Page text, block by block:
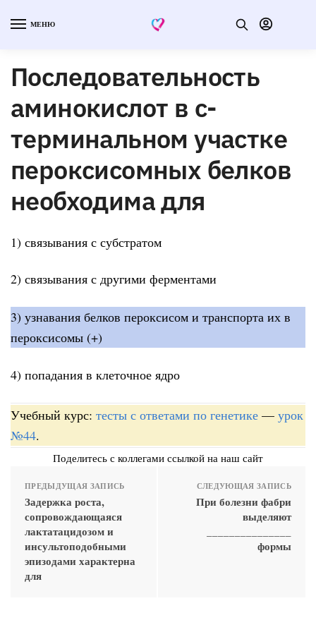
МЕНЮ
Последовательность
аминокислот в c-
терминальном участке
пероксисомных белков
необходима для
1) связывания с субстратом
2) связывания с другими ферментами
3) узнавания белков пероксисом и транспорта их в
пероксисомы (+)
4) попадания в клеточное ядро
Учебный курс: тесты с ответами по генетике — урок
№44.
Поделитесь с коллегами ссылкой на наш сайт
ПРЕДЫДУЩАЯ ЗАПИСЬ
Задержка роста,
сопровождающаяся
лактатацидозом и
инсультоподобными
эпизодами характерна
для
СЛЕДУЮЩАЯ ЗАПИСЬ
При болезни фабри
выделяют
формы